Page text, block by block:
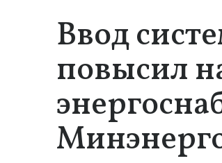
Ввод
повысил